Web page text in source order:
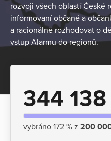
rozvoji všech oblastí České
informovaní občané a
a racionálně rozhodovat o
vstup Alarmu do regionů.
344 138
vybráno 172 % z 200